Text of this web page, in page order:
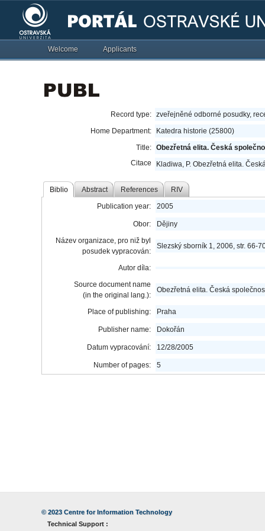
Welcome Applicants
Record type: zveřejněné odborné posudky,
Home Department:
Katedra historie (25800)
Title: Obezřetná elita. Česká
Citace
Kladiwa, P. Obezřetná elita.
Biblio Abstract References RIV
Publication year: 2005
Obor:
Dějiny
Název organizace, pro niž byl
posudek vypracován:
Slezský sborník 1, 2006, str. 66-
Autor díla:
Source document name
(in the original lang.):
Obezřetná elita. Česká
Place of publishing: Praha
Publisher name: Dokořán
Datum vypracování: 12/28/2005
Number of pages: 5
© 2023 Centre for Information Technology
Technical Support :